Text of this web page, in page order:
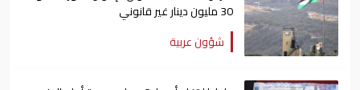
30 مليون دينار غير قانوني
شؤون عربية